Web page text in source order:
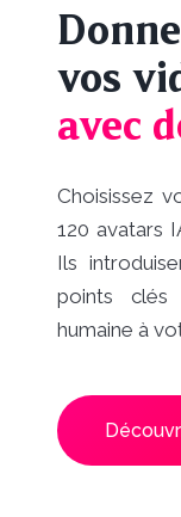
vos
avec
Choisissez
120 avatars
Ils
points clés
humaine à